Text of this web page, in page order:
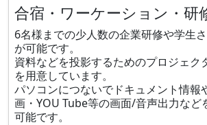
合宿・ワーケーション・研
6名様までの少人数の企業研修や学生
が可能です。
資料などを投影するためのプロジェク
を用意しています。
パソコンにつないでドキュメント情報
画・YOU Tube等の画面/音声出力など
可能です。